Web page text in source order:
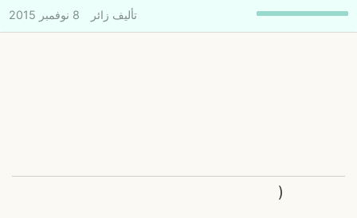
تأليف زائر 8 نوفمبر 2015
(